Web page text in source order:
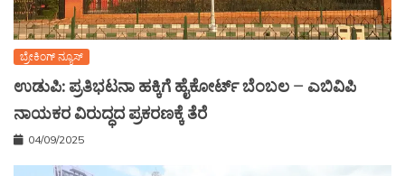
ಬ್ರೇಕಿಂಗ್ ನ್ಯೂಸ್
ಉಡುಪಿ: ಪ್ರತಿಭಟನಾ ಹಕ್ಕಿಗೆ ಹೈಕೋರ್ಟ್ ಬೆಂಬಲ – ಎಬಿವಿಪಿ
ನಾಯಕರ ವಿರುದ್ಧದ ಪ್ರಕರಣಕ್ಕೆ ತೆರೆ
04/09/2025